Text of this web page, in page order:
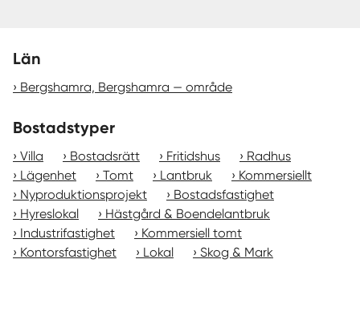
Län
Bergshamra, Bergshamra — område
Bostadstyper
Villa Bostadsrätt Fritidshus
Radhus
Lägenhet
Tomt Lantbruk
Kommersiellt
Nyproduktionsprojekt
Bostadsfastighet
Hyreslokal
Hästgård & Boendelantbruk
Industrifastighet
Kommersiell tomt
Kontorsfastighet
Lokal Skog & Mark